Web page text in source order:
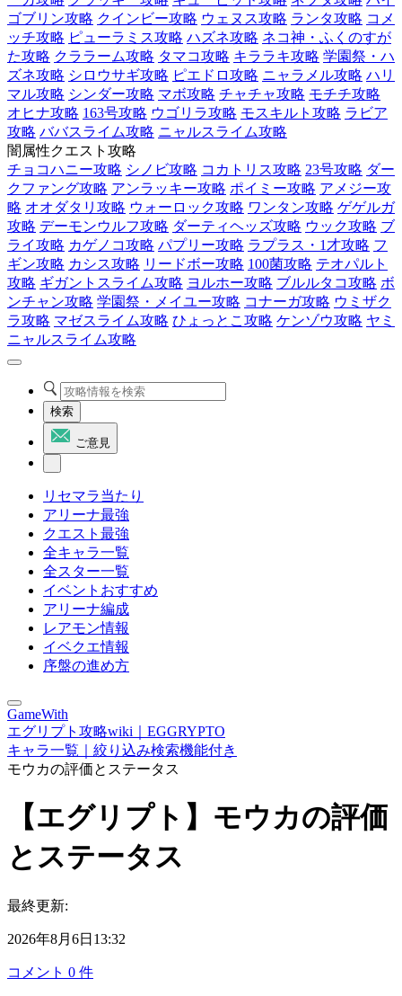
ゴブリン攻略 クインビー攻略 ウェヌス攻略 ランタ攻略 コメ
ッチ攻略 ピューラミス攻略 ハズネ攻略 ネコ神・ふくのすが
た攻略 クララーム攻略 タマコ攻略 キララキ攻略 学園祭・ハ
ズネ攻略 シロウサギ攻略 ピエドロ攻略 ニャラメル攻略 ハリ
マル攻略 シンダー攻略 マボ攻略 チャチャ攻略 モチチ攻略
オヒナ攻略 163号攻略 ウゴリラ攻略 モスキルト攻略 ラビア
攻略 ババスライム攻略 ニャルスライム攻略
闇属性クエスト攻略
チョコハニー攻略 シノビ攻略 コカトリス攻略 23号攻略 ダー
クファング攻略 アンラッキー攻略 ポイミー攻略 アメジー攻
略 オオダタリ攻略 ウォーロック攻略 ワンタン攻略 ゲゲルガ
攻略 デーモンウルフ攻略 ダーティヘッズ攻略 ウック攻略 ブ
ライ攻略 カゲノコ攻略 パプリー攻略 ラプラス・1才攻略 フ
ギン攻略 カシス攻略 リードボー攻略 100菌攻略 テオパルト
攻略 ギガントスライム攻略 ヨルホー攻略 ブルルタコ攻略 ボ
ンチャン攻略 学園祭・メイユー攻略 コナーガ攻略 ウミザク
ラ攻略 マゼスライム攻略 ひょっとこ攻略 ケンゾウ攻略 ヤミ
ニャルスライム攻略
検索
ご意見
リセマラ当たり
アリーナ最強
クエスト最強
全キャラ一覧
全スター一覧
イベントおすすめ
アリーナ編成
レアモン情報
イベクエ情報
序盤の進め方
GameWith
エグリプト攻略wiki｜EGGRYPTO
キャラ一覧｜絞り込み検索機能付き
モウカの評価とステータス
【エグリプト】モウカの評価
とステータス
最終更新:
2026年8月6日13:32
コメント 0 件